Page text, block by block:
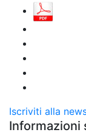
Iscriviti alla
Informazioni